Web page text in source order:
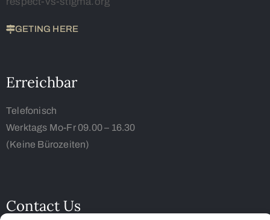
GETING HERE
Erreichbar
Telefonisch
Werktags Mo-Fr 09.00 – 16.30
(Keine Bürozeiten)
Contact Us